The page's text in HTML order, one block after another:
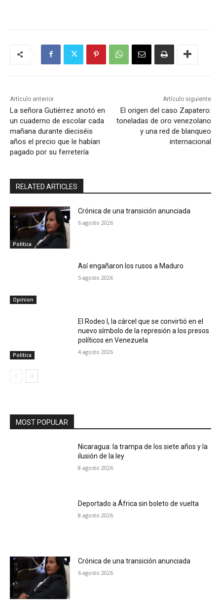
Artículo anterior
La señora Gutiérrez anotó en
un cuaderno de escolar cada
mañana durante dieciséis
años el precio que le habían
pagado por su ferretería
Artículo siguiente
El origen del caso Zapatero:
toneladas de oro venezolano
y una red de blanqueo
internacional
RELATED ARTICLES
Política
Crónica de una transición anunciada
6 agosto 2026
Opinion
Así engañaron los rusos a Maduro
5 agosto 2026
Política
El Rodeo I, la cárcel que se convirtió en el
nuevo símbolo de la represión a los presos
políticos en Venezuela
4 agosto 2026
MOST POPULAR
Nicaragua: la trampa de los siete años y la
ilusión de la ley
8 agosto 2026
Deportado a África sin boleto de vuelta
8 agosto 2026
Crónica de una transición anunciada
6 agosto 2026